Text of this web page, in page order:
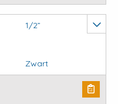
1/2”
Zwart
C aantal